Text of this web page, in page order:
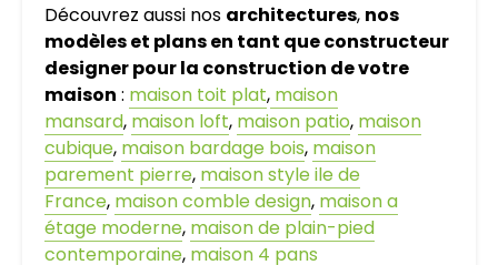
Découvrez aussi nos architectures, nos
modèles et plans en tant que constructeur
designer pour la construction de votre
maison : maison toit plat, maison
mansard, maison loft, maison patio, maison
cubique, maison bardage bois, maison
parement pierre, maison style ile de
France, maison comble design, maison a
étage moderne, maison de plain-pied
contemporaine, maison 4 pans